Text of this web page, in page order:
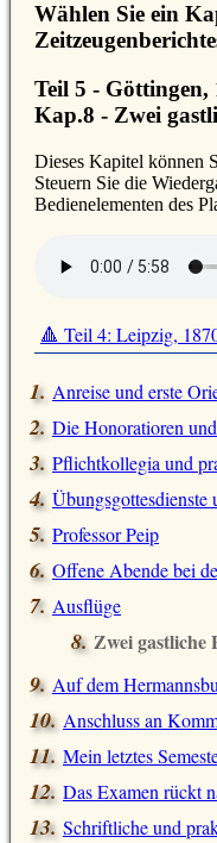
Wählen Sie ein
Teil 5 - Göttingen,
Kap.8 - Zwei
Dieses Kapitel können
Steuern Sie die
Bedienelementen des
🔺 Teil 4: Leipzig,
Anreise und erste
Die Honoratioren
Pflichtkollegia und
Übungsgottesdienste
Professor Peip
Offene Abende bei
Ausflüge
Zwei gastliche
Auf dem
Anschluss an
Mein letztes
Das Examen rückt
Schriftliche und